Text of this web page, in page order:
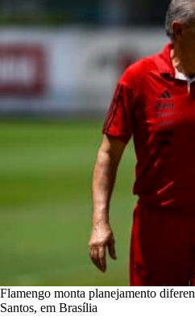
Flamengo monta planejamento
Santos, em Brasília